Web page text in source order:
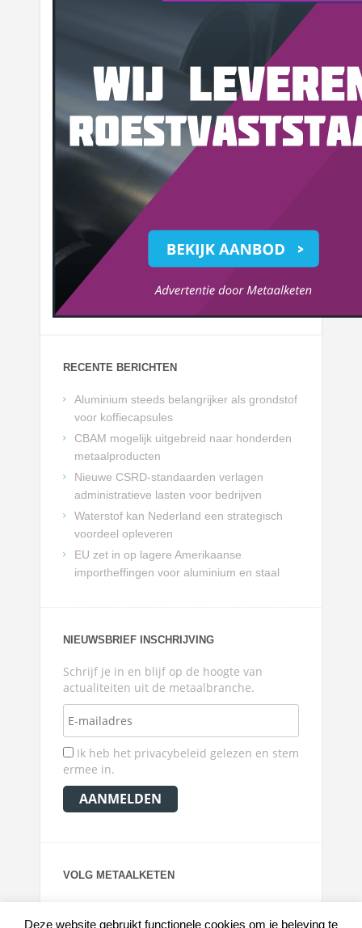
RECENTE BERICHTEN
Aluminium steeds belangrijker als grondstof
voor koffiecapsules
CBAM mogelijk uitgebreid naar honderden
metaalproducten
Nieuwe CSRD-standaarden verlagen
administratieve lasten voor bedrijven
Waterstof kan Nederland een strategisch
voordeel opleveren
EU zet in op lagere Amerikaanse
importheffingen voor aluminium en staal
NIEUWSBRIEF INSCHRIJVING
Schrijf je in en blijf op de hoogte van
actualiteiten uit de metaalbranche.
Ik heb het privacybeleid gelezen en stem
ermee in.
VOLG METAALKETEN
Deze website gebruikt functionele cookies om je beleving te